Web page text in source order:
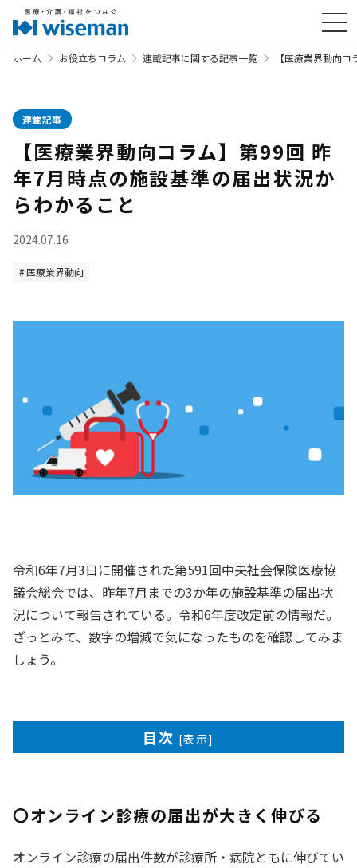
ホーム お役立ちコラム 連載記事に関する記事一覧 【医療業界動向
連載記事
【医療業界動向コラム】第99回 昨
年7月時点の施設基準の届出状況か
らわかること
2024.07.16
医療業界動向
令和6年7月3日に開催された第591回中央社会保険医療協
議会総会では、昨年7月までの3か年の施設基準の届出状
況について報告されている。令和6年度改定前の情報だ。
ざっとみて、数字の増減で気になったものを確認してみま
しょう。
目次 [表示]
〇オンライン診療の届出が大きく伸びる
オンライン診療の届出件数が診療所・病院ともに伸びてい